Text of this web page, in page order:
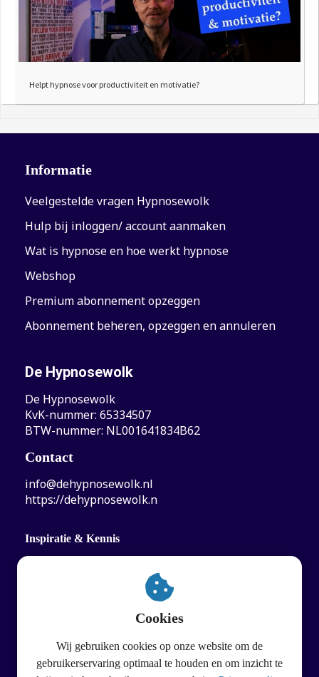
Helpt hypnose voor productiviteit en motivatie?
Informatie
Veelgestelde vragen Hypnosewolk
Hulp bij inloggen/ account aanmaken
Wat is hypnose en hoe werkt hypnose
Webshop
Premium abonnement opzeggen
Abonnement beheren, opzeggen en annuleren
De Hypnosewolk
De Hypnosewolk
KvK-nummer: 65334507
BTW-nummer: NL001641834B62
Contact
info@dehypnosewolk.nl
https://dehypnosewolk.n
Inspiratie & Kennis
Hypnosewolk Blog: Kennis & inspiratie
© De Hypnosewolk
Cookies
Wij gebruiken cookies op onze website om de
gebruikerservaring optimaal te houden en om inzicht te